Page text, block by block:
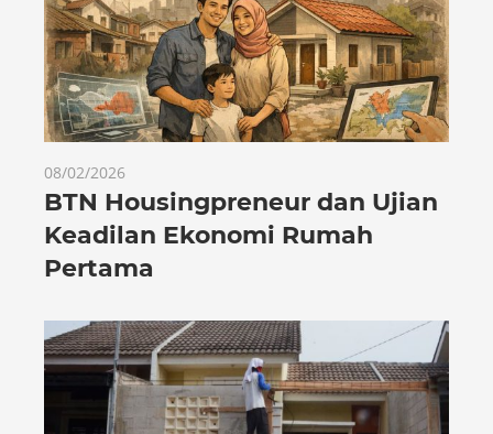
08/02/2026
BTN Housingpreneur dan Ujian
Keadilan Ekonomi Rumah
Pertama